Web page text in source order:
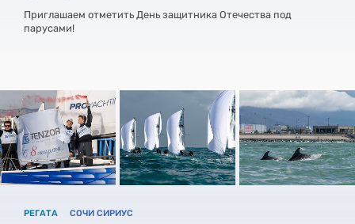
Приглашаем отметить День защитника Отечества под
парусами!
РЕГАТА СОЧИ СИРИУС